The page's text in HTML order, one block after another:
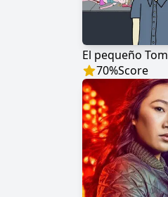
El pequeño Tom
70%Score